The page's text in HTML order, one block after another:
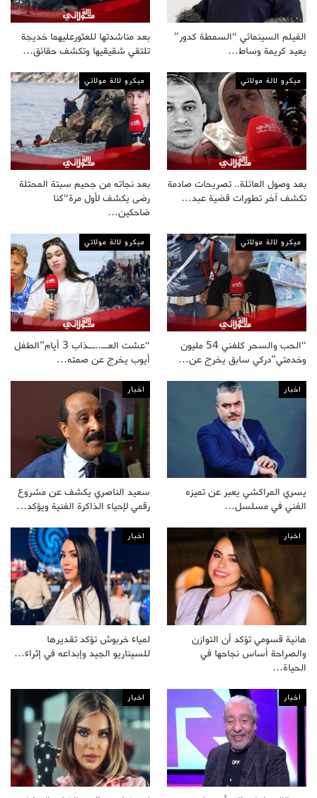
الفيلم السينمائي “السمطة كدور”
يعيد كريمة وساط…
بعد مناشدتها للعثورعليهما خديجة
تلتقي شقيقيها وتكشف حقائق…
ميكرو لالة مولاتي
بعد وصول العائلة.. تصريحات صادمة
تكشف آخر تطورات قضية عبد…
ميكرو لالة مولاتي
بعد نجاته من جحيم سبتة المحتلة
رضى يكشف لأول مرة“كنا
ضاحكين…
ميكرو لالة مولاتي
“الحب والسحر كلفني 54 مليون
وخدمتي”دركي سابق يخرج عن…
ميكرو لالة مولاتي
“عشت العــ..ــذاب 3 أيام”الطفل
أيوب يخرج عن صمته…
اخبار
يسري المراكشي يعبر عن تميزه
الفني في مسلسل…
اخبار
سعيد الناصري يكشف عن مشروع
رقمي لإحياء الذاكرة الفنية ويؤكد…
اخبار
هانية قسومي تؤكد أن التوازن
والصراحة أساس نجاحها في
الحياة…
اخبار
لمياء خربوش تؤكد تقديرها
للسيناريو الجيد وإبداعه في إثراء…
اخبار اخبار